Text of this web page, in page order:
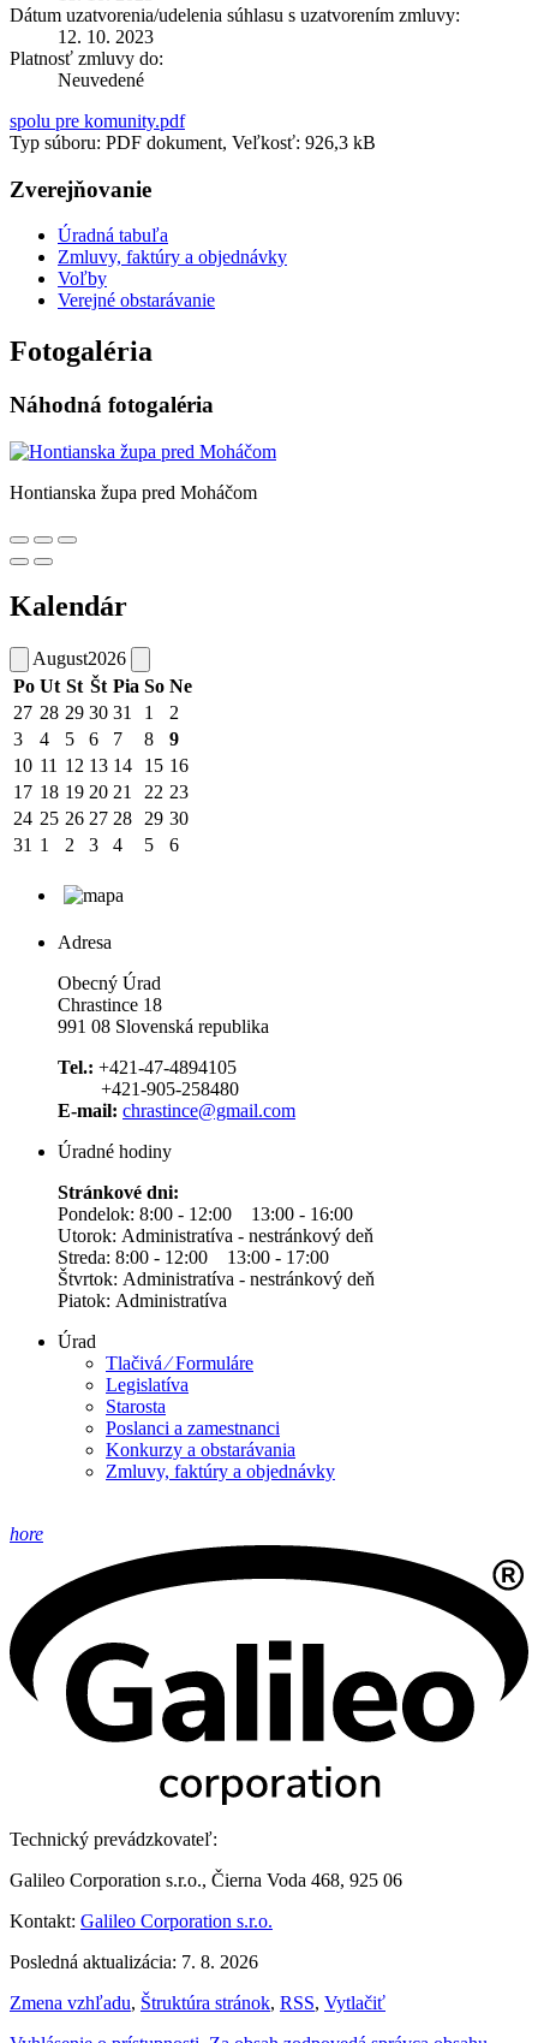
Dátum uzatvorenia/udelenia súhlasu s uzatvorením zmluvy:
12. 10. 2023
Platnosť zmluvy do:
Neuvedené
spolu pre komunity.pdf
Typ súboru: PDF dokument, Veľkosť: 926,3 kB
Zverejňovanie
Úradná tabuľa
Zmluvy, faktúry a objednávky
Voľby
Verejné obstarávanie
Fotogaléria
Náhodná fotogaléria
Hontianska župa pred Moháčom
Kalendár
August2026
Po Ut St Št Pia So Ne
27 28 29 30 31 1
2
3
4 5 6 7 8
9
10 11 12 13 14 15 16
17 18 19 20 21 22 23
24 25 26 27 28 29 30
31 1 2 3 4 5 6
Adresa
Obecný Úrad
Chrastince 18
991 08 Slovenská republika
Tel.: +421-47-4894105
+421-905-258480
E-mail: chrastince@gmail.com
Úradné hodiny
Stránkové dni:
Pondelok: 8:00 - 12:00 13:00 - 16:00
Utorok: Administratíva - nestránkový deň
Streda: 8:00 - 12:00 13:00 - 17:00
Štvrtok: Administratíva - nestránkový deň
Piatok: Administratíva
Úrad
Tlačivá ⁄ Formuláre
Legislatíva
Starosta
Poslanci a zamestnanci
Konkurzy a obstarávania
Zmluvy, faktúry a objednávky
hore
Technický prevádzkovateľ:
Galileo Corporation s.r.o., Čierna Voda 468, 925 06
Kontakt: Galileo Corporation s.r.o.
Posledná aktualizácia: 7. 8. 2026
Zmena vzhľadu, Štruktúra stránok, RSS, Vytlačiť